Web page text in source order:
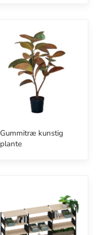
Gummitræ kunstig
plante